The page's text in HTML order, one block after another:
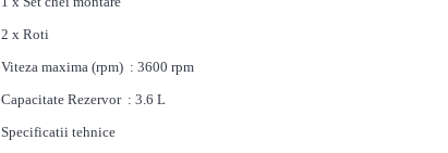
2 x Roti
Viteza maxima (rpm) : 3600 rpm
Capacitate Rezervor : 3.6 L
Specificatii tehnice